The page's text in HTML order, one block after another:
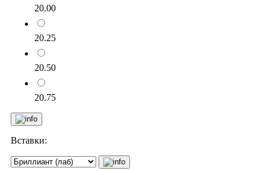
20.00
20.25
20.50
20.75
Вставки: